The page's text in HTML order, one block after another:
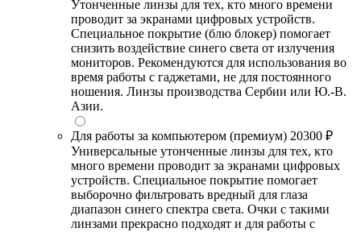
Утонченные линзы для тех, кто много времени
проводит за экранами цифровых устройств.
Специальное покрытие (блю блокер) помогает
снизить воздействие синего света от излучения
мониторов. Рекомендуются для использования во
время работы с гаджетами, не для постоянного
ношения. Линзы производства Сербии или Ю.-В.
Азии.
Для работы за компьютером (премиум) 20300 ₽
Универсальные утонченные линзы для тех, кто
много времени проводит за экранами цифровых
устройств. Специальное покрытие помогает
выборочно фильтровать вредный для глаза
диапазон синего спектра света. Очки с такими
линзами прекрасно подходят и для работы с